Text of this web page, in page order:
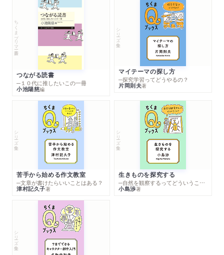
ちくまプリマー新書
つながる読書
─１０代に推したいこの一冊
小池陽慈編
シリーズ・全集
マイテーマの探し方
─探究学習ってどうやるの？
片岡則夫著
シリーズ・全集
苦手から始める作文教室
─文章が書けたらいいことはある？
津村記久子著
シリーズ・全集
生きものを探究する
─自然を観察するってどういうこと？
小島渉著
シリーズ・全集